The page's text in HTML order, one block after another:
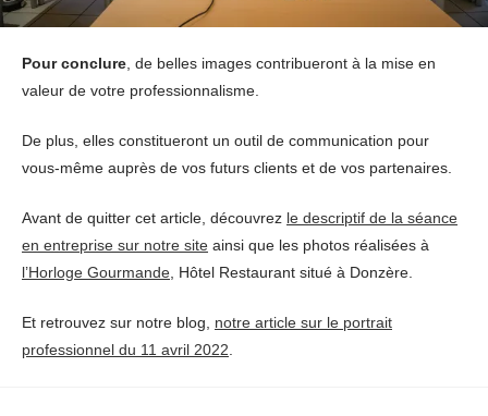
Pour conclure , de belles images contribueront à la mise en
valeur de votre professionnalisme.
De plus, elles constitueront un outil de communication pour
vous-même auprès de vos futurs clients et de vos partenaires.
Avant de quitter cet article, découvrez le descriptif de la séance
en entreprise sur notre site ainsi que les photos réalisées à
l’Horloge Gourmande , Hôtel Restaurant situé à Donzère.
Et retrouvez sur notre blog, notre article sur le portrait
professionnel du 11 avril 2022